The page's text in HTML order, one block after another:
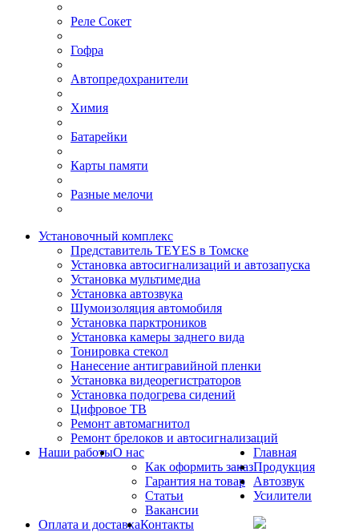
Реле Сокет
Гофра
Автопредохранители
Химия
Батарейки
Карты памяти
Разные мелочи
Установочный комплекс
Представитель TEYES в Томске
Установка автосигнализаций и автозапуска
Установка мультимедиа
Установка автозвука
Шумоизоляция автомобиля
Установка парктроников
Установка камеры заднего вида
Тонировка стекол
Нанесение антигравийной пленки
Установка видеорегистраторов
Установка подогрева сидений
Цифровое ТВ
Ремонт автомагнитол
Ремонт брелоков и автосигнализаций
Наши работыО нас
Как оформить заказ
Гарантия на товар
Статьи
Вакансии
Оплата и доставкаКонтакты
Главная
Продукция
Автозвук
Усилители